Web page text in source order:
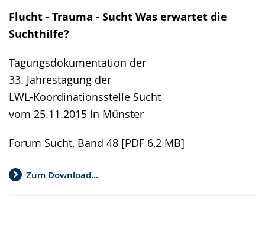
Flucht - Trauma - Sucht Was erwartet die
Suchthilfe?
Tagungsdokumentation der
33. Jahrestagung der
LWL-Koordinationsstelle Sucht
vom 25.11.2015 in Münster
Forum Sucht, Band 48 [PDF 6,2 MB]
Zum Download...